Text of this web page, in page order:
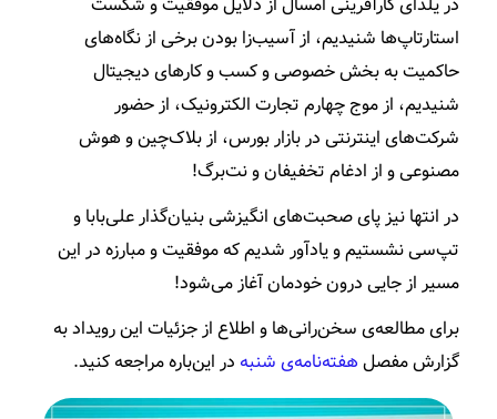
استارتاپ‌ها شنیدیم، از آسیب‌زا بودن برخی از نگاه‌های
حاکمیت به بخش خصوصی و کسب و کارهای دیجیتال
شنیدیم، از موج چهارم تجارت الکترونیک، از حضور
شرکت‌‌های اینترنتی در بازار بورس، از بلاک‌چین و هوش
مصنوعی و از ادغام تخفیفان و نت‌برگ!
در انتها نیز پای صحبت‌های انگیزشی بنیان‌گذار علی‌بابا و
تپ‌سی نشستیم و یادآور شدیم که موفقیت و مبارزه در این
مسیر از جایی درون خودمان آغاز می‌شود!
برای مطالعه‌ی سخن‌رانی‌ها و اطلاع از جزئیات این رویداد به
گزارش مفصل هفته‌نامه‌ی شنبه در این‌باره مراجعه کنید.